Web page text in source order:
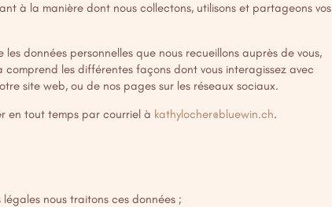
à la manière dont nous collectons, utilisons et partageons vos
données personnelles que nous recueillons auprès de vous,
comprend les différentes façons dont vous interagissez avec
site web, ou de nos pages sur les réseaux sociaux.
en tout temps par courriel à kathylocher@bluewin.ch.
nous traitons ces données ;